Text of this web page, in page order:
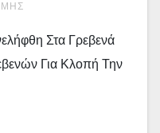
Στα Γρεβενά
Για Κλοπή Την